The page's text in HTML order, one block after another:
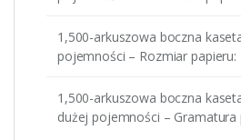
1,500-arkuszowa boczna
pojemności – Rozmiar papieru:
1,500-arkuszowa boczna
dużej pojemności – Gramatura